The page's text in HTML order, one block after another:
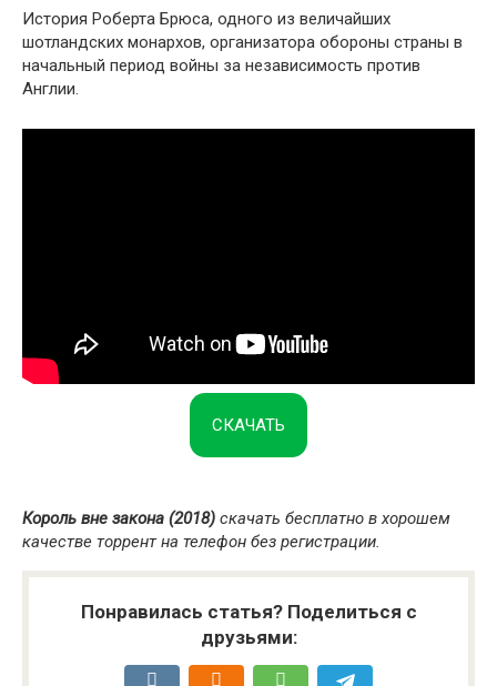
История Роберта Брюса, одного из величайших
шотландских монархов, организатора обороны страны в
начальный период войны за независимость против
Англии.
СКАЧАТЬ
Король вне закона (2018) скачать бесплатно в хорошем
качестве торрент на телефон без регистрации.
Понравилась статья? Поделиться с
друзьями: